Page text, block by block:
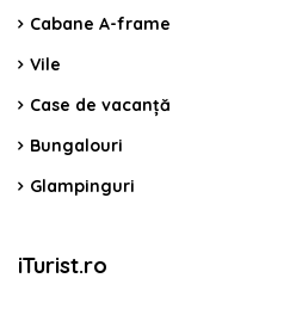
Cabane A-frame
Vile
Case de vacanță
Bungalouri
Glampinguri
iTurist.ro